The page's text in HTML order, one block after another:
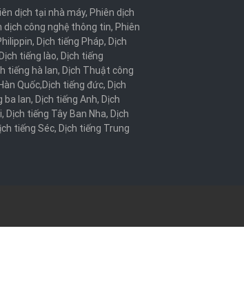
dịch tại nhà máy, Phiên dịch
dịch công nghệ thông tin, Phiên
, Dịch tiếng Pháp, Dịch
Dịch tiếng lào, Dịch tiếng
tiếng hà lan, Dịch Thuật công
Quốc,Dịch tiếng đức, Dịch
ba lan, Dịch tiếng Anh, Dịch
, Dịch tiếng Tây Ban Nha, Dịch
tiếng Séc, Dịch tiếng Trung